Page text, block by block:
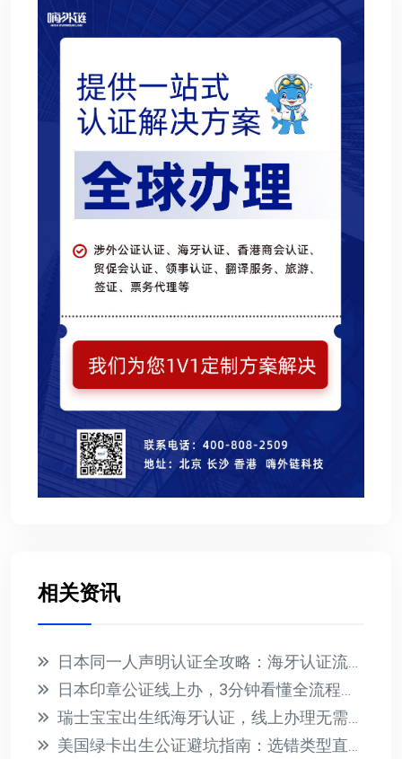
相关资讯
日本同一人声明认证全攻略：海牙认证流程与材料详解
日本印章公证线上办，3分钟看懂全流程与避坑指南
瑞士宝宝出生纸海牙认证，线上办理无需到场，回国落户无忧
美国绿卡出生公证避坑指南：选错类型直接拒签！